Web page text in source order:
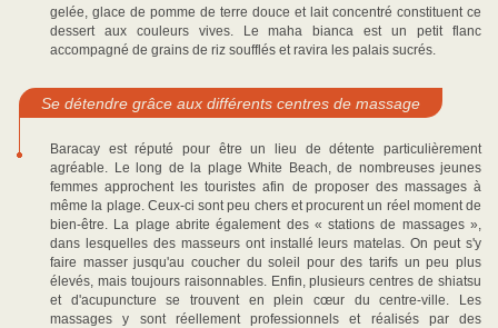
gelée, glace de pomme de terre douce et lait concentré constituent ce
dessert aux couleurs vives. Le maha bianca est un petit flanc
accompagné de grains de riz soufflés et ravira les palais sucrés.
Se détendre grâce aux différents centres de massage
Baracay est réputé pour être un lieu de détente particulièrement
agréable. Le long de la plage White Beach, de nombreuses jeunes
femmes approchent les touristes afin de proposer des massages à
même la plage. Ceux-ci sont peu chers et procurent un réel moment de
bien-être. La plage abrite également des « stations de massages »,
dans lesquelles des masseurs ont installé leurs matelas. On peut s'y
faire masser jusqu'au coucher du soleil pour des tarifs un peu plus
élevés, mais toujours raisonnables. Enfin, plusieurs centres de shiatsu
et d'acupuncture se trouvent en plein cœur du centre-ville. Les
massages y sont réellement professionnels et réalisés par des